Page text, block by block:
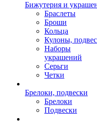
Бижутерия и
Браслеты
Броши
Кольца
Кулоны,
Наборы
украшений
Серьги
Четки
Брелоки, подвески
Брелоки
Подвески